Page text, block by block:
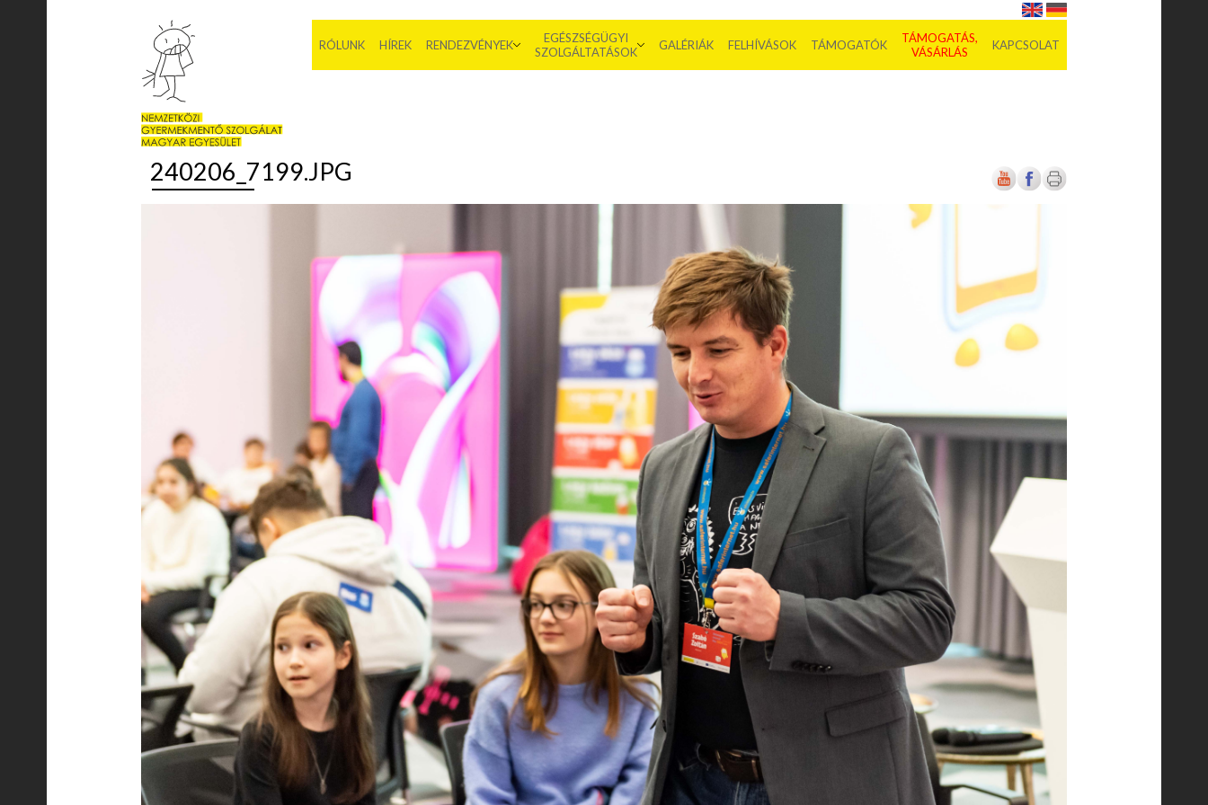
RÓLUNK HÍREK RENDEZVÉNYEK
EGÉSZSÉGÜGYI
SZOLGÁLTATÁSOK
GALÉRIÁK FELHÍVÁSOK TÁMOGATÓK
TÁMOGATÁS,
VÁSÁRLÁS
KAPCSOLAT
240206_7199.JPG